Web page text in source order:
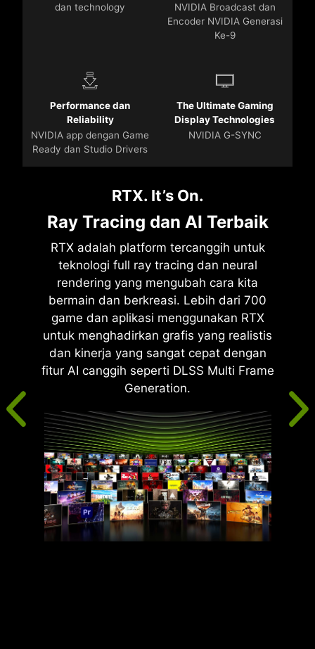
dan technology
NVIDIA Broadcast dan
Encoder NVIDIA Generasi
Ke-9
Performance dan
Reliability
NVIDIA app dengan Game
Ready dan Studio Drivers
The Ultimate Gaming
Display Technologies
NVIDIA G-SYNC
RTX. It’s On.
Ray Tracing dan AI Terbaik
RTX adalah platform tercanggih untuk
teknologi full ray tracing dan neural
rendering yang mengubah cara kita
bermain dan berkreasi. Lebih dari 700
game dan aplikasi menggunakan RTX
untuk menghadirkan grafis yang realistis
dan kinerja yang sangat cepat dengan
fitur AI canggih seperti DLSS Multi Frame
Generation.